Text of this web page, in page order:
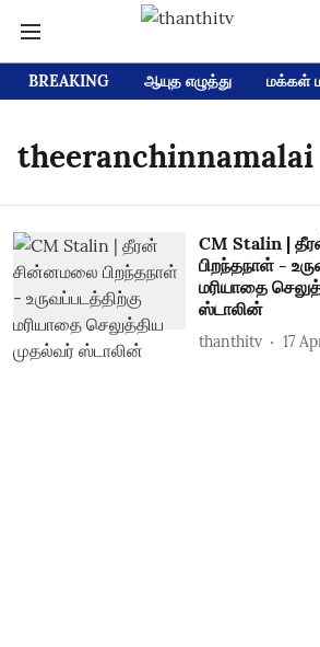
BREAKING ஆயுத எழுத்து மக்கள்
theeranchinnamalai
CM Stalin |
பிறந்தநாள் -
மரியாதை
ஸ்டாலின்
thanthitv 17